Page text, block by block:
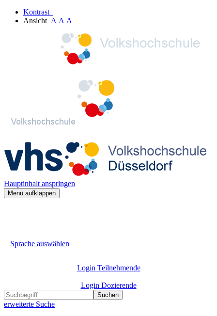
Kontrast
Ansicht A A A
Hauptinhalt anspringen
Menü aufklappen
Sprache auswählen
Login Teilnehmende
Login Dozierende
Suchen
erweiterte Suche